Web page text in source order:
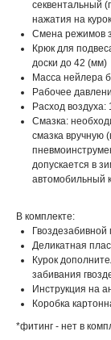
секвентальный
нажатия на
Смена режимов
Крюк для
доски до 42 (мм)
Масса нейлера
Рабочее
Расход
Смазка:
смазка вручную
допускается в
автомобильный
В комплекте:
Деликатная
Курок
забивания
Инструкция на
Коробка
*фитинг - нет в